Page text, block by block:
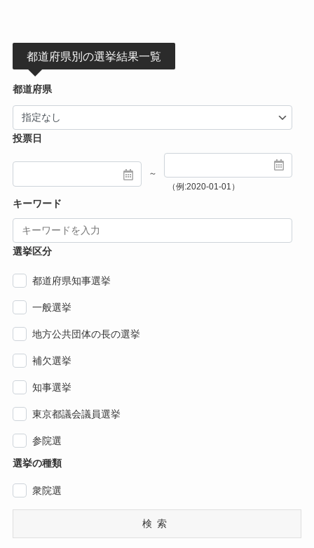
都道府県別の選挙結果一覧
都道府県
投票日
～
（例:2020-01-01）
キーワード
選挙区分
都道府県知事選挙
一般選挙
地方公共団体の長の選挙
補欠選挙
知事選挙
東京都議会議員選挙
参院選
選挙の種類
衆院選
検索